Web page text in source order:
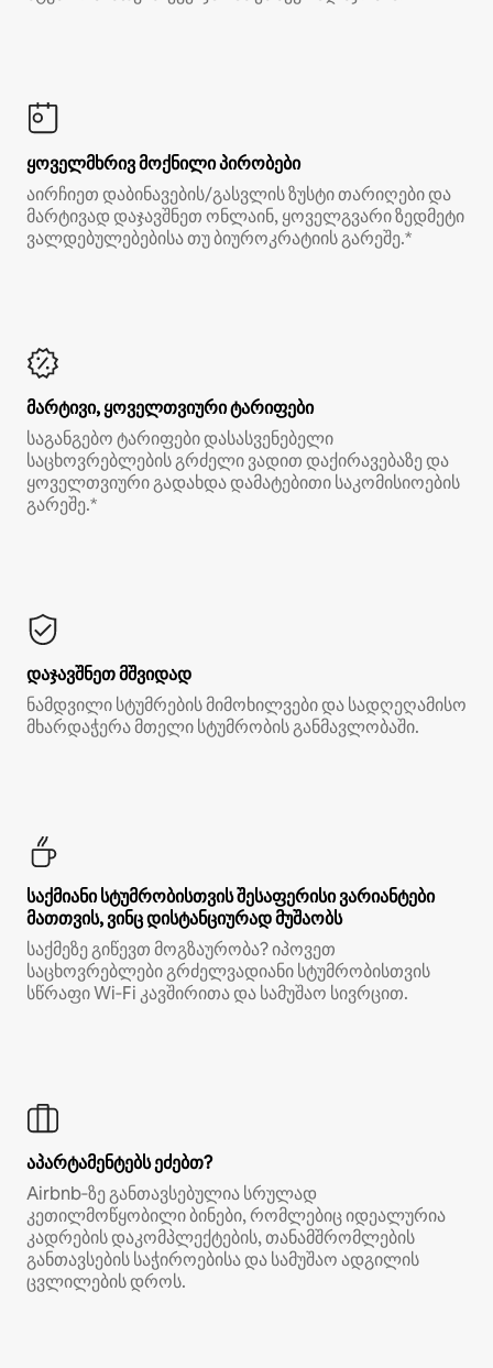
ყოველმხრივ მოქნილი პირობები
აირჩიეთ დაბინავების/გასვლის ზუსტი თარიღები და
მარტივად დაჯავშნეთ ონლაინ, ყოველგვარი ზედმეტი
ვალდებულებებისა თუ ბიუროკრატიის გარეშე.*
მარტივი, ყოველთვიური ტარიფები
საგანგებო ტარიფები დასასვენებელი
საცხოვრებლების გრძელი ვადით დაქირავებაზე და
ყოველთვიური გადახდა დამატებითი საკომისიოების
გარეშე.*
დაჯავშნეთ მშვიდად
ნამდვილი სტუმრების მიმოხილვები და სადღეღამისო
მხარდაჭერა მთელი სტუმრობის განმავლობაში.
საქმიანი სტუმრობისთვის შესაფერისი ვარიანტები
მათთვის, ვინც დისტანციურად მუშაობს
საქმეზე გიწევთ მოგზაურობა? იპოვეთ
საცხოვრებლები გრძელვადიანი სტუმრობისთვის
სწრაფი Wi‑Fi კავშირითა და სამუშაო სივრცით.
აპარტამენტებს ეძებთ?
Airbnb‑ზე განთავსებულია სრულად
კეთილმოწყობილი ბინები, რომლებიც იდეალურია
კადრების დაკომპლექტების, თანამშრომლების
განთავსების საჭიროებისა და სამუშაო ადგილის
ცვლილების დროს.